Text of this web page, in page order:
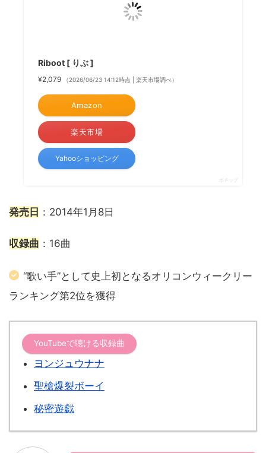
Riboot [ りぶ ]
¥2,079 （2026/06/23 14:12時点 | 楽天市場調べ）
Amazon
楽天市場
Yahooショッピング
ポチップ
発売日 ：2014年1月8日
収録曲 ：16曲
“歌い手”として史上初となるオリコンウィークリー
ランキング第2位を獲得
YouTubeで聴ける収録曲
ヨンジュウナナ
聖槍爆裂ボーイ
秘密遊戯